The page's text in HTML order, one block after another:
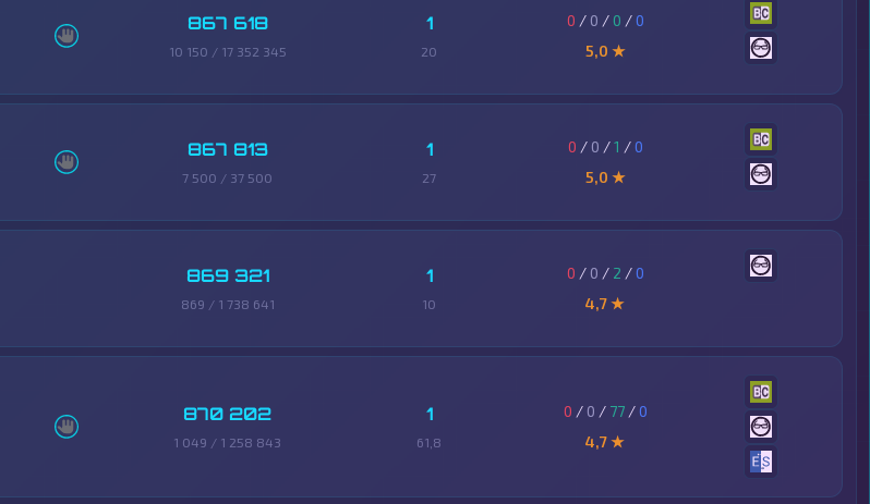
867 618
10 150 / 17 352 345
1
20
0 / 0 / 0 /0
5,0 ★
867 813
7 500 / 37 500
1
27
0 / 0 /1 /0
5,0 ★
869 321
869 / 1 738 641
1
10
0 / 0 / 2 /0
4,7 ★
870 202
1 049 / 1 258 843
1
61,8
0 / 0 / 77/0
4,7 ★